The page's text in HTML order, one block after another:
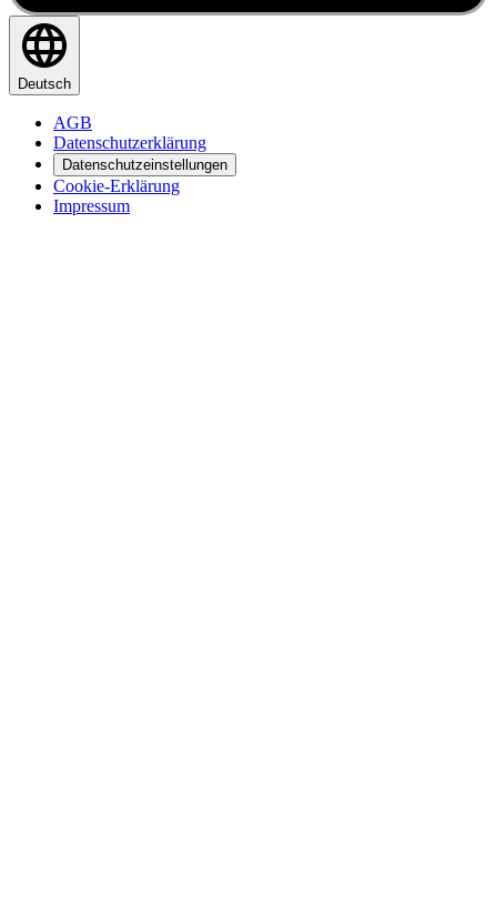
Deutsch
AGB
Datenschutzerklärung
Datenschutzeinstellungen
Cookie-Erklärung
Impressum